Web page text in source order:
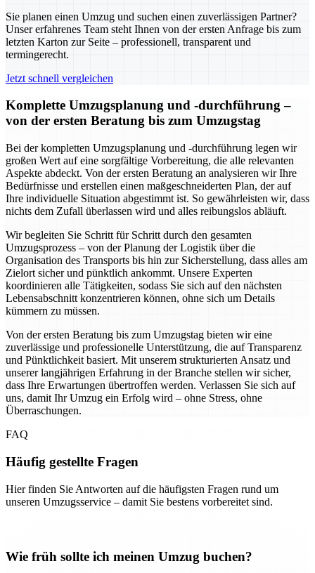
Sie planen einen Umzug und suchen einen zuverlässigen Partner?
Unser erfahrenes Team steht Ihnen von der ersten Anfrage bis zum
letzten Karton zur Seite – professionell, transparent und
termingerecht.
Jetzt schnell vergleichen
Komplette Umzugsplanung und -durchführung –
von der ersten Beratung bis zum Umzugstag
Bei der kompletten Umzugsplanung und -durchführung legen wir
großen Wert auf eine sorgfältige Vorbereitung, die alle relevanten
Aspekte abdeckt. Von der ersten Beratung an analysieren wir Ihre
Bedürfnisse und erstellen einen maßgeschneiderten Plan, der auf
Ihre individuelle Situation abgestimmt ist. So gewährleisten wir, dass
nichts dem Zufall überlassen wird und alles reibungslos abläuft.
Wir begleiten Sie Schritt für Schritt durch den gesamten
Umzugsprozess – von der Planung der Logistik über die
Organisation des Transports bis hin zur Sicherstellung, dass alles am
Zielort sicher und pünktlich ankommt. Unsere Experten
koordinieren alle Tätigkeiten, sodass Sie sich auf den nächsten
Lebensabschnitt konzentrieren können, ohne sich um Details
kümmern zu müssen.
Von der ersten Beratung bis zum Umzugstag bieten wir eine
zuverlässige und professionelle Unterstützung, die auf Transparenz
und Pünktlichkeit basiert. Mit unserem strukturierten Ansatz und
unserer langjährigen Erfahrung in der Branche stellen wir sicher,
dass Ihre Erwartungen übertroffen werden. Verlassen Sie sich auf
uns, damit Ihr Umzug ein Erfolg wird – ohne Stress, ohne
Überraschungen.
FAQ
Häufig gestellte Fragen
Hier finden Sie Antworten auf die häufigsten Fragen rund um
unseren Umzugsservice – damit Sie bestens vorbereitet sind.
Wie früh sollte ich meinen Umzug buchen?